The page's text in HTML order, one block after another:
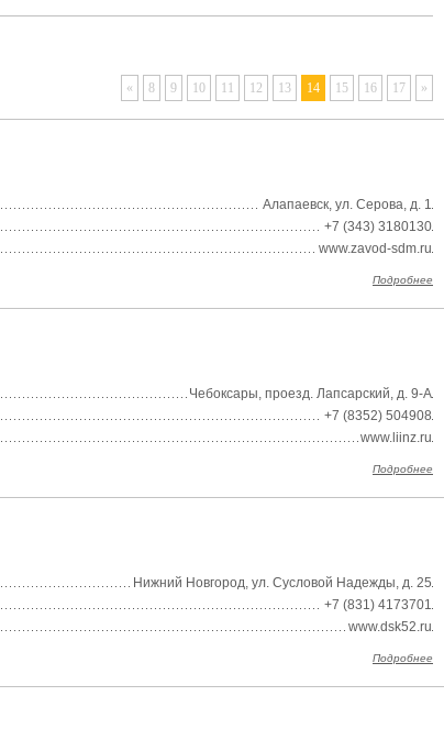
« 8 9 10 11 12 13 14 15 16 17 »
Алапаевск, ул. Серова, д. 1
+7 (343) 3180130
www.zavod-sdm.ru
Подробнее
Чебоксары, проезд. Лапсарский, д. 9-А
+7 (8352) 504908
www.liinz.ru
Подробнее
Нижний Новгород, ул. Сусловой Надежды, д. 25
+7 (831) 4173701
www.dsk52.ru
Подробнее